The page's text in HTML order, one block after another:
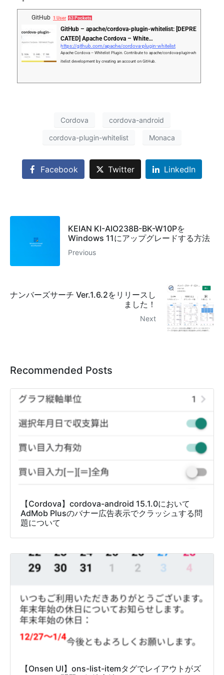
GitHub 1 User 63 Pockets
GitHub – apache/cordova-plugin-whitelist: [DEPRE
CATED] Apache Cordova – White…
https://github.com/apache/cordova-plugin-whitelist
Apache Cordova – Whitelist Plugin. Contribute to apache/cordova-plugin-wh
itelist development by creating an account on GitHub.
Cordova cordova-android
cordova-plugin-whitelist Monaca
Facebook Twitter LinkedIn
KEIAN KI-AIO238B-BK-W10Pを
Windows 11にアップグレードする方法
Previous
ナンバーズサーチ Ver.1.6.2をリリースし
ました！
Next
Recommended Posts
【Cordova】cordova-android 15.1.0において
AdMob Plusのバナー広告表示でクラッシュする問
題について
【Onsen UI】ons-list-itemタグでレイアウトがズ